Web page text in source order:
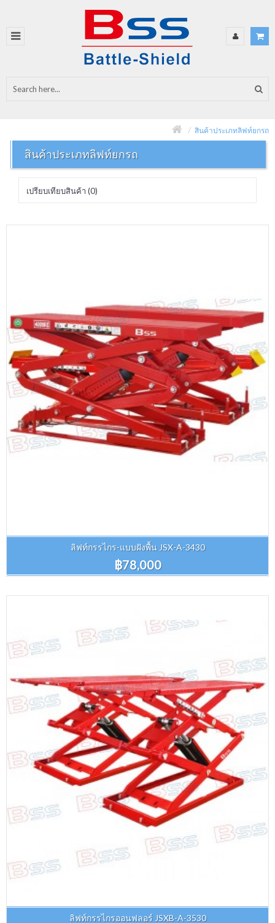
สินค้าประเภทลิฟท์ยกรถ
สินค้าประเภทลิฟท์ยกรถ
เปรียบเทียบสินค้า (0)
ลิฟท์กรรไกร-แบบฝังพื้น JSX-A-3430
฿78,000
ลิฟท์กรรไกรออนฟลอร์ JSXB-A-3530